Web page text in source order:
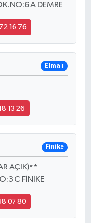
A DEMRE
16 76
Elmalı
13 26
Finike
AÇIK)**
C FİNİKE
07 80